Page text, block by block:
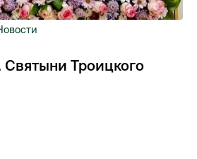
Святыни Троицкого